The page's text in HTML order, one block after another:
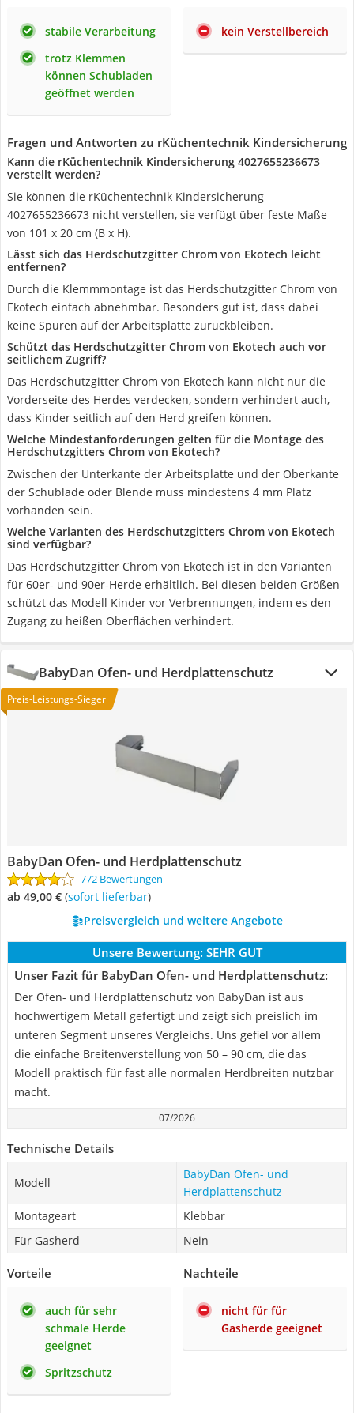
stabile Verarbeitung
trotz Klemmen
können Schubladen
geöffnet werden
kein Verstellbereich
Fragen und Antworten zu rKüchentechnik Kindersicherung
Kann die rKüchentechnik Kindersicherung 4027655236673
verstellt werden?
Sie können die rKüchentechnik Kindersicherung
4027655236673 nicht verstellen, sie verfügt über feste Maße
von 101 x 20 cm (B x H).
Lässt sich das Herdschutzgitter Chrom von Ekotech leicht
entfernen?
Durch die Klemmmontage ist das Herdschutzgitter Chrom von
Ekotech einfach abnehmbar. Besonders gut ist, dass dabei
keine Spuren auf der Arbeitsplatte zurückbleiben.
Schützt das Herdschutzgitter Chrom von Ekotech auch vor
seitlichem Zugriff?
Das Herdschutzgitter Chrom von Ekotech kann nicht nur die
Vorderseite des Herdes verdecken, sondern verhindert auch,
dass Kinder seitlich auf den Herd greifen können.
Welche Mindestanforderungen gelten für die Montage des
Herdschutzgitters Chrom von Ekotech?
Zwischen der Unterkante der Arbeitsplatte und der Oberkante
der Schublade oder Blende muss mindestens 4 mm Platz
vorhanden sein.
Welche Varianten des Herdschutzgitters Chrom von Ekotech
sind verfügbar?
Das Herdschutzgitter Chrom von Ekotech ist in den Varianten
für 60er- und 90er-Herde erhältlich. Bei diesen beiden Größen
schützt das Modell Kinder vor Verbrennungen, indem es den
Zugang zu heißen Oberflächen verhindert.
BabyDan Ofen- und Herdplattenschutz
Preis-Leistungs-Sieger
BabyDan Ofen- und Herdplattenschutz
772 Bewertungen
ab 49,00 € ( Sofort lieferbar)
Preisvergleich und weitere Angebote
Unsere Bewertung: SEHR GUT
Unser Fazit für BabyDan Ofen- und Herdplattenschutz:
Der Ofen- und Herdplattenschutz von BabyDan ist aus
hochwertigem Metall gefertigt und zeigt sich preislich im
unteren Segment unseres Vergleichs. Uns gefiel vor allem
die einfache Breitenverstellung von 50 – 90 cm, die das
Modell praktisch für fast alle normalen Herdbreiten nutzbar
macht.
07/2026
Technische Details
Modell
BabyDan Ofen- und
Herdplattenschutz
Montageart
Klebbar
Für Gasherd
Nein
Vorteile
auch für sehr
schmale Herde
geeignet
Spritzschutz
Nachteile
nicht für für
Gasherde geeignet